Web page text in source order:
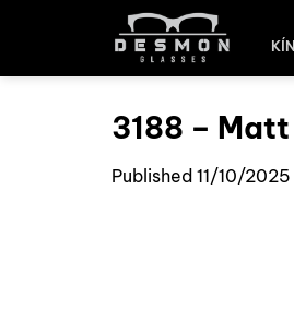
3188 –
Published 11/10/2025